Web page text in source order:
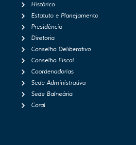
Histórico
Estatuto e Planejamento
Presidência
Diretoria
Conselho Deliberativo
Conselho Fiscal
Coordenadorias
Sede Administrativa
Sede Balneária
Coral